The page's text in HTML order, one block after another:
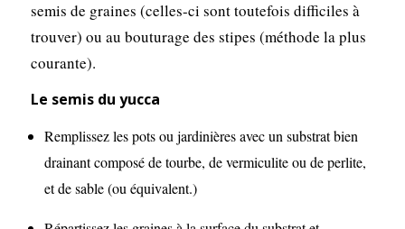
semis de graines (celles-ci sont toutefois difficiles à
trouver) ou au bouturage des stipes (méthode la plus
courante).
Le semis du yucca
Remplissez les pots ou jardinières avec un substrat bien
drainant composé de tourbe, de vermiculite ou de perlite,
et de sable (ou équivalent.)